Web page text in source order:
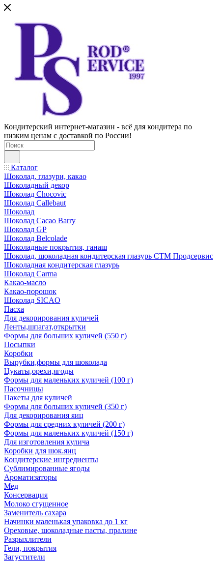
Кондитерский интернет-магазин - всё для кондитера по
низким ценам с доставкой по России!
Каталог
Шоколад, глазури, какао
Шоколадный декор
Шоколад Chocovic
Шоколад Callebaut
Шоколад
Шоколад Cacao Barry
Шоколад GP
Шоколад Belcolade
Шоколадные покрытия, ганаш
Шоколад, шоколадная кондитерская глазурь СТМ Продсервис
Шоколадная кондитерская глазурь
Шоколад Carma
Какао-масло
Какао-порошок
Шоколад SICAO
Пасха
Для декорирования куличей
Ленты,шпагат,открытки
Формы для больших куличей (550 г)
Посыпки
Коробки
Вырубки,формы для шоколада
Цукаты,орехи,ягоды
Формы для маленьких куличей (100 г)
Пасочницы
Пакеты для куличей
Формы для больших куличей (350 г)
Для декорирования яиц
Формы для средних куличей (200 г)
Формы для маленьких куличей (150 г)
Для изготовления кулича
Коробки для шок.яиц
Кондитерские ингредиенты
Сублимированные ягоды
Ароматизаторы
Мед
Консервация
Молоко сгущенное
Заменитель сахара
Начинки маленькая упаковка до 1 кг
Ореховые, шоколадные пасты, пралине
Разрыхлители
Гели, покрытия
Загустители